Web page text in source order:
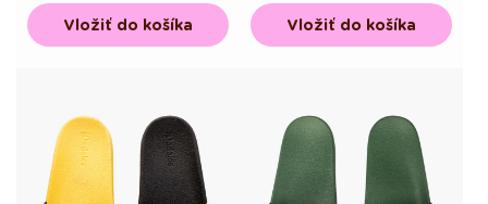
Vložiť do košíka Vložiť do košíka